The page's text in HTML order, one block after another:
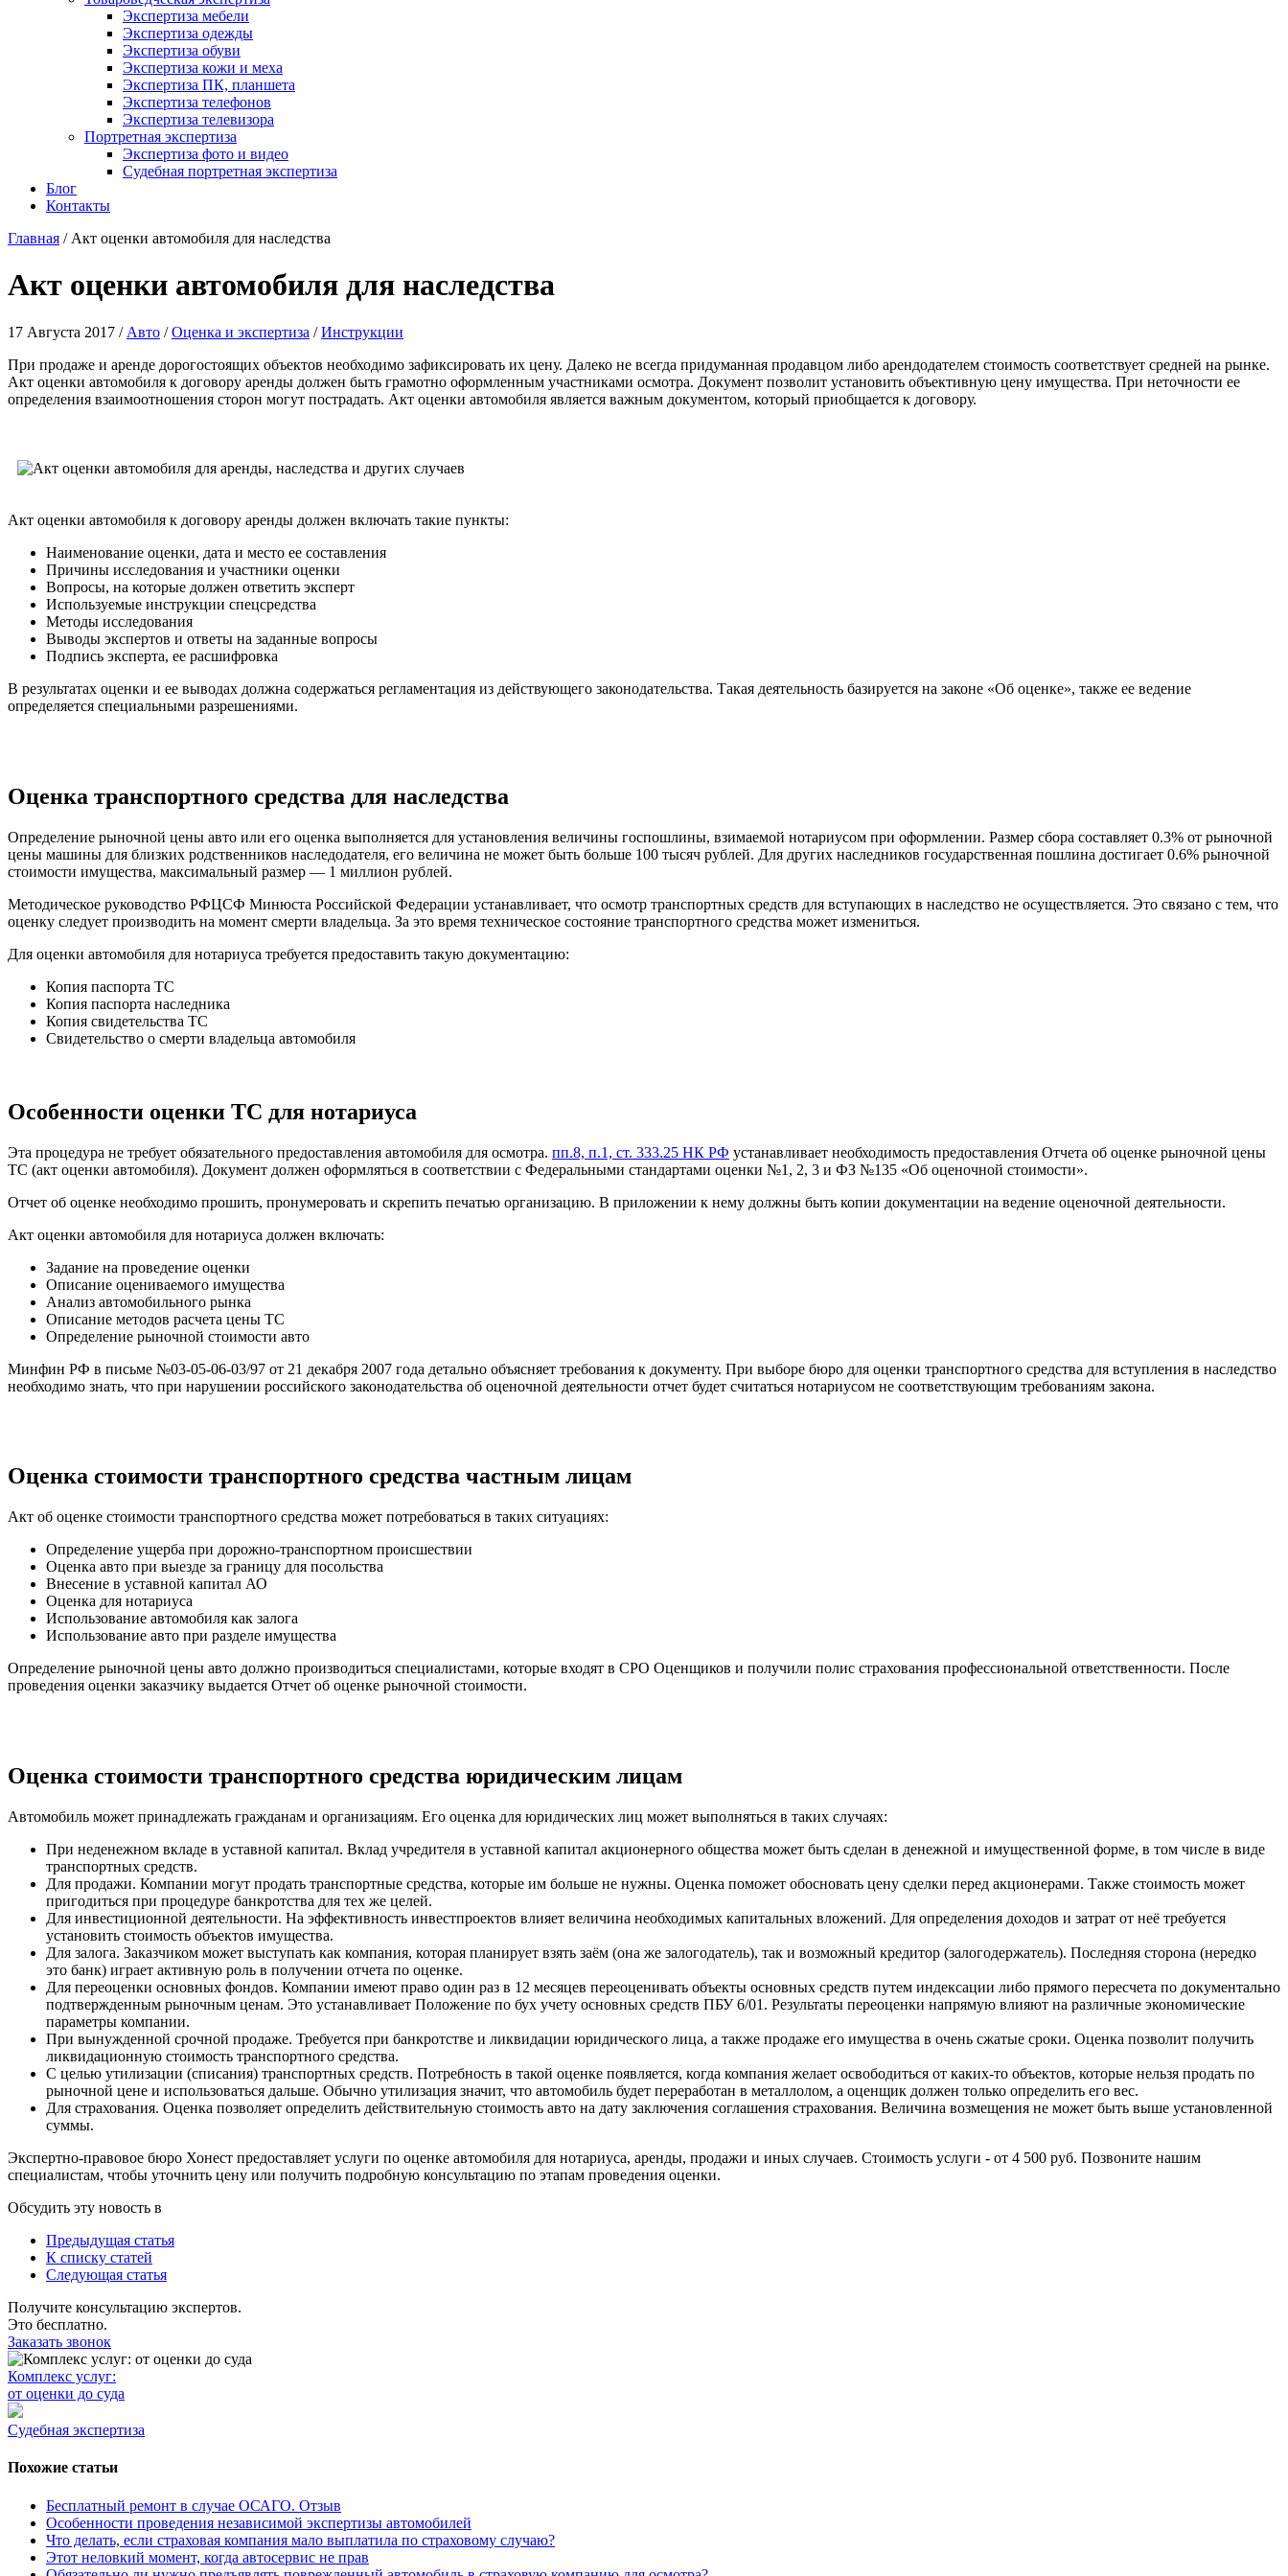
Экспертиза мебели
Экспертиза одежды
Экспертиза обуви
Экспертиза кожи и меха
Экспертиза ПК, планшета
Экспертиза телефонов
Экспертиза телевизора
Портретная экспертиза
Экспертиза фото и видео
Судебная портретная экспертиза
Блог
Контакты
Главная /Акт оценки автомобиля для наследства
Акт оценки автомобиля для наследства
17 Августа 2017 / Авто /Оценка и экспертиза /Инструкции
При продаже и аренде дорогостоящих объектов необходимо зафиксировать их цену. Далеко не всегда придуманная продавцом либо арендодателем стоимость соответствует средней на рынке.
Акт оценки автомобиля к договору аренды должен быть грамотно оформленным участниками осмотра. Документ позволит установить объективную цену имущества. При неточности ее
определения взаимоотношения сторон могут пострадать. Акт оценки автомобиля является важным документом, который приобщается к договору.
Акт оценки автомобиля к договору аренды должен включать такие пункты:
Наименование оценки, дата и место ее составления
Причины исследования и участники оценки
Вопросы, на которые должен ответить эксперт
Используемые инструкции спецсредства
Методы исследования
Выводы экспертов и ответы на заданные вопросы
Подпись эксперта, ее расшифровка
В результатах оценки и ее выводах должна содержаться регламентация из действующего законодательства. Такая деятельность базируется на законе «Об оценке», также ее ведение
определяется специальными разрешениями.
Оценка транспортного средства для наследства
Определение рыночной цены авто или его оценка выполняется для установления величины госпошлины, взимаемой нотариусом при оформлении. Размер сбора составляет 0.3% от рыночной
цены машины для близких родственников наследодателя, его величина не может быть больше 100 тысяч рублей. Для других наследников государственная пошлина достигает 0.6% рыночной
стоимости имущества, максимальный размер — 1 миллион рублей.
Методическое руководство РФЦСФ Минюста Российской Федерации устанавливает, что осмотр транспортных средств для вступающих в наследство не осуществляется. Это связано с тем, что
оценку следует производить на момент смерти владельца. За это время техническое состояние транспортного средства может измениться.
Для оценки автомобиля для нотариуса требуется предоставить такую документацию:
Копия паспорта ТС
Копия паспорта наследника
Копия свидетельства ТС
Свидетельство о смерти владельца автомобиля
Особенности оценки ТС для нотариуса
Эта процедура не требует обязательного предоставления автомобиля для осмотра. пп.8, п.1, ст. 333.25 НК РФ устанавливает необходимость предоставления Отчета об оценке рыночной цены
ТС (акт оценки автомобиля). Документ должен оформляться в соответствии с Федеральными стандартами оценки №1, 2, 3 и ФЗ №135 «Об оценочной стоимости».
Отчет об оценке необходимо прошить, пронумеровать и скрепить печатью организацию. В приложении к нему должны быть копии документации на ведение оценочной деятельности.
Акт оценки автомобиля для нотариуса должен включать:
Задание на проведение оценки
Описание оцениваемого имущества
Анализ автомобильного рынка
Описание методов расчета цены ТС
Определение рыночной стоимости авто
Минфин РФ в письме №03-05-06-03/97 от 21 декабря 2007 года детально объясняет требования к документу. При выборе бюро для оценки транспортного средства для вступления в наследство
необходимо знать, что при нарушении российского законодательства об оценочной деятельности отчет будет считаться нотариусом не соответствующим требованиям закона.
Оценка стоимости транспортного средства частным лицам
Акт об оценке стоимости транспортного средства может потребоваться в таких ситуациях:
Определение ущерба при дорожно-транспортном происшествии
Оценка авто при выезде за границу для посольства
Внесение в уставной капитал АО
Оценка для нотариуса
Использование автомобиля как залога
Использование авто при разделе имущества
Определение рыночной цены авто должно производиться специалистами, которые входят в СРО Оценщиков и получили полис страхования профессиональной ответственности. После
проведения оценки заказчику выдается Отчет об оценке рыночной стоимости.
Оценка стоимости транспортного средства юридическим лицам
Автомобиль может принадлежать гражданам и организациям. Его оценка для юридических лиц может выполняться в таких случаях:
При неденежном вкладе в уставной капитал. Вклад учредителя в уставной капитал акционерного общества может быть сделан в денежной и имущественной форме, в том числе в виде
транспортных средств.
Для продажи. Компании могут продать транспортные средства, которые им больше не нужны. Оценка поможет обосновать цену сделки перед акционерами. Также стоимость может
пригодиться при процедуре банкротства для тех же целей.
Для инвестиционной деятельности. На эффективность инвестпроектов влияет величина необходимых капитальных вложений. Для определения доходов и затрат от неё требуется
установить стоимость объектов имущества.
Для залога. Заказчиком может выступать как компания, которая планирует взять заём (она же залогодатель), так и возможный кредитор (залогодержатель). Последняя сторона (нередко
это банк) играет активную роль в получении отчета по оценке.
Для переоценки основных фондов. Компании имеют право один раз в 12 месяцев переоценивать объекты основных средств путем индексации либо прямого пересчета по документально
подтвержденным рыночным ценам. Это устанавливает Положение по бух учету основных средств ПБУ 6/01. Результаты переоценки напрямую влияют на различные экономические
параметры компании.
При вынужденной срочной продаже. Требуется при банкротстве и ликвидации юридического лица, а также продаже его имущества в очень сжатые сроки. Оценка позволит получить
ликвидационную стоимость транспортного средства.
С целью утилизации (списания) транспортных средств. Потребность в такой оценке появляется, когда компания желает освободиться от каких-то объектов, которые нельзя продать по
рыночной цене и использоваться дальше. Обычно утилизация значит, что автомобиль будет переработан в металлолом, а оценщик должен только определить его вес.
Для страхования. Оценка позволяет определить действительную стоимость авто на дату заключения соглашения страхования. Величина возмещения не может быть выше установленной
суммы.
Экспертно-правовое бюро Хонест предоставляет услуги по оценке автомобиля для нотариуса, аренды, продажи и иных случаев. Стоимость услуги - от 4 500 руб. Позвоните нашим
специалистам, чтобы уточнить цену или получить подробную консультацию по этапам проведения оценки.
Обсудить эту новость в
Предыдущая статья
К списку статей
Следующая статья
Получите консультацию экспертов.
Это бесплатно.
Заказать звонок
Комплекс услуг:
от оценки до суда
Судебная экспертиза
Похожие статьи
Бесплатный ремонт в случае ОСАГО. Отзыв
Особенности проведения независимой экспертизы автомобилей
Что делать, если страховая компания мало выплатила по страховому случаю?
Этот неловкий момент, когда автосервис не прав